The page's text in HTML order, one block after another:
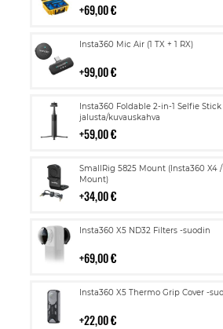
69,00 €
Insta360 Mic Air (1 TX + 1 RX)
99,00 €
Lisää
Insta360 Foldable 2-in-1 Selfie
jalusta/kuvauskahva
59,00 €
Lisää
ostoskoriin
SmallRig 5825 Mount (Insta360 X4
Mount)
34,00 €
Lisää
ostoskoriin
Insta360 X5 ND32 Filters -suodin
69,00 €
Lisää
Insta360 X5 Thermo Grip Cover -
22,00 €
Lisää